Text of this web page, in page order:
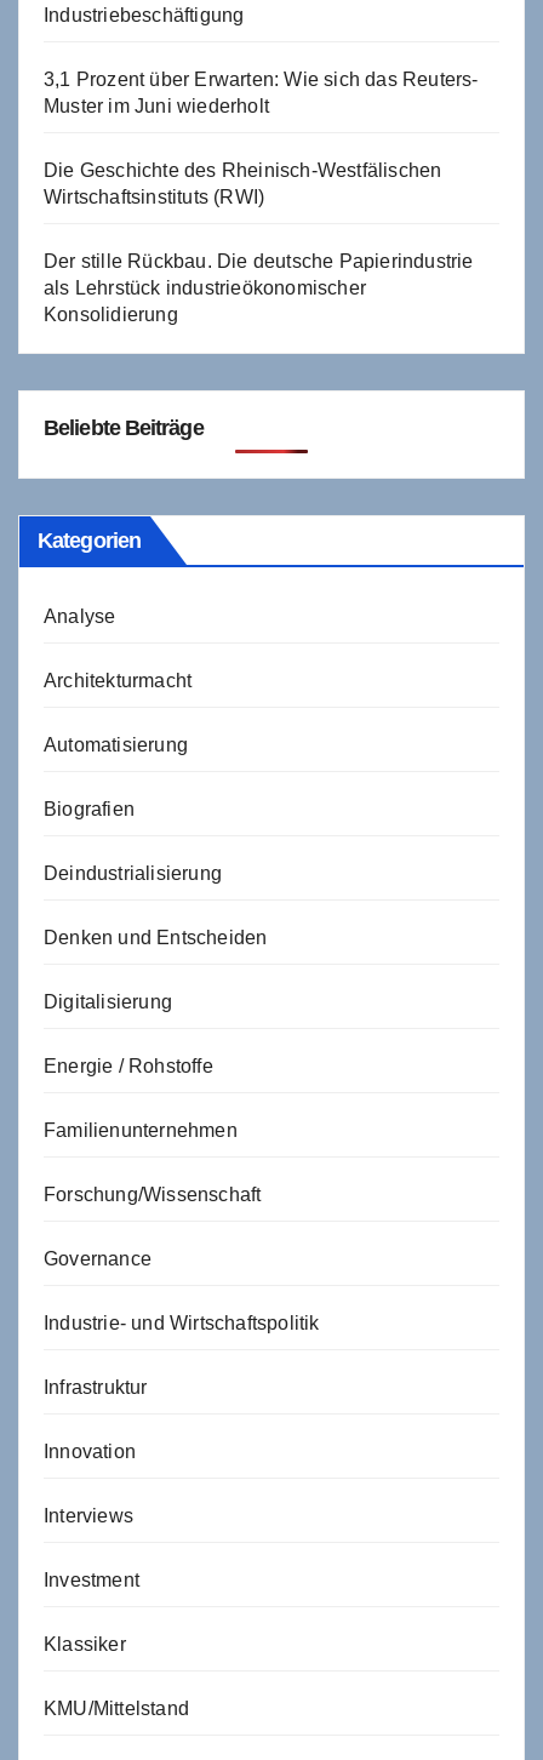
Industriebeschäftigung
3,1 Prozent über Erwarten: Wie sich das Reuters-
Muster im Juni wiederholt
Die Geschichte des Rheinisch-Westfälischen
Wirtschaftsinstituts (RWI)
Der stille Rückbau. Die deutsche Papierindustrie
als Lehrstück industrieökonomischer
Konsolidierung
Beliebte Beiträge
Kategorien
Analyse
Architekturmacht
Automatisierung
Biografien
Deindustrialisierung
Denken und Entscheiden
Digitalisierung
Energie / Rohstoffe
Familienunternehmen
Forschung/Wissenschaft
Governance
Industrie- und Wirtschaftspolitik
Infrastruktur
Innovation
Interviews
Investment
Klassiker
KMU/Mittelstand